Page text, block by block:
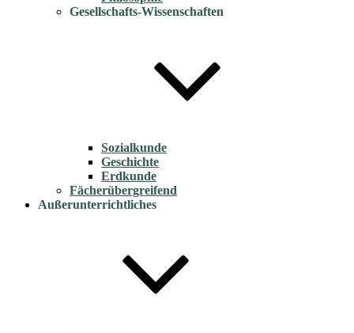
Gesellschafts-Wissenschaften
Sozialkunde
Geschichte
Erdkunde
Fächerübergreifend
Außerunterrichtliches